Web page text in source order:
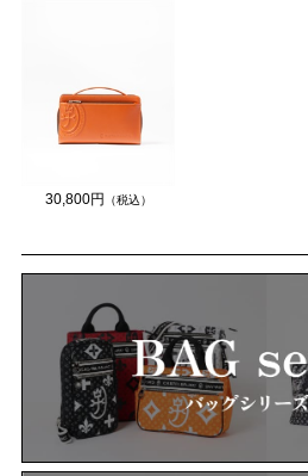
30,800円 （税込）